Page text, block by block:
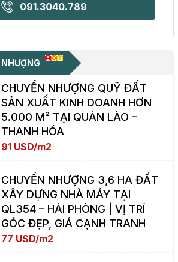
091.3040.789
CHUYỂN NHƯỢNG QUỸ ĐẤT
SẢN XUẤT KINH DOANH HƠN
5.000 M² TẠI QUÁN LÀO –
THANH HÓA
91 USD/m2
CHUYỂN NHƯỢNG 3,6 HA ĐẤT
XÂY DỰNG NHÀ MÁY TẠI
QL354 – HẢI PHÒNG | VỊ TRÍ
GÓC ĐẸP, GIÁ CẠNH TRANH
77 USD/m2